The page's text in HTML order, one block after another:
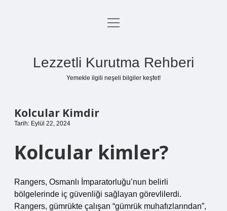
Anasayfa
menüyü
Lezzetli Kurutma Rehberi
Yemekle ilgili neşeli bilgiler keşfet!
Kolcular Kimdir
Tarih: Eylül 22, 2024
Kolcular kimler?
Rangers, Osmanlı İmparatorluğu’nun belirli
bölgelerinde iç güvenliği sağlayan görevlilerdi.
Rangers, gümrükte çalışan “gümrük muhafızlarından”,